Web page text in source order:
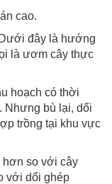
cao.
đây là hướng
là ươm cây thực
hoạch có thời
Nhưng bù lại, dổi
trồng tại khu vực
hơn so với cây
với dổi ghép